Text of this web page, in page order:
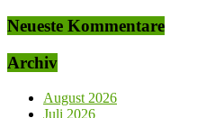
Neueste Kommentare
Archiv
August 2026
Juli 2026